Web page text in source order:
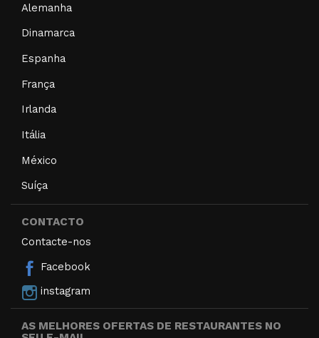
Alemanha
Dinamarca
Espanha
França
Irlanda
Itália
México
Suíça
CONTACTO
Contacte-nos
Facebook
instagram
AS MELHORES OFERTAS DE RESTAURANTES NO